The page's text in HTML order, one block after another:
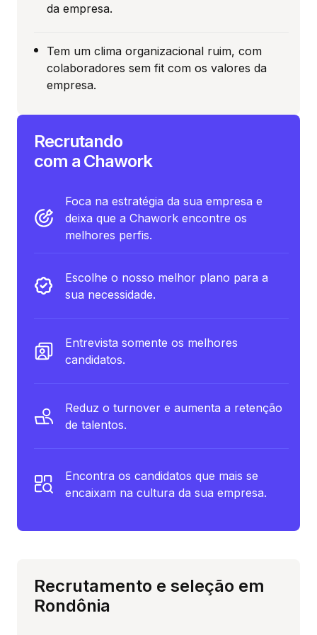
da empresa.
Tem um clima organizacional ruim, com
colaboradores sem fit com os valores da
empresa.
Recrutando
com a Chawork
Foca na estratégia da sua empresa e
deixa que a Chawork encontre os
melhores perfis.
Escolhe o nosso melhor plano para a
sua necessidade.
Entrevista somente os melhores
candidatos.
Reduz o turnover e aumenta a retenção
de talentos.
Encontra os candidatos que mais se
encaixam na cultura da sua empresa.
Recrutamento e seleção em
Rondônia